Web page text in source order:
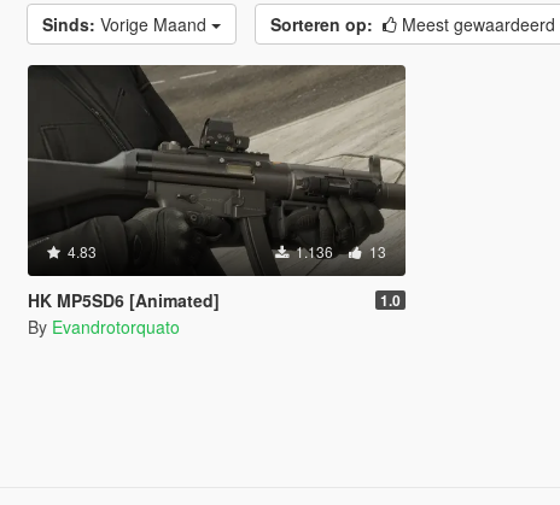
Sinds: Vorige Maand Sorteren op: Meest gewaardeerd
4.83 1.136 13
HK MP5SD6 [Animated] 1.0
By Evandrotorquato